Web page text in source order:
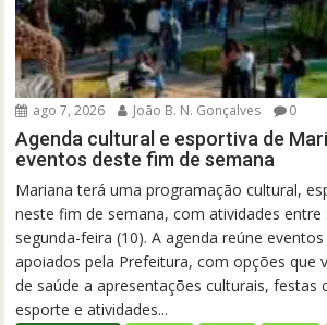
ago 7, 2026 João B. N. Gonçalves 0
Agenda cultural e esportiva de
eventos deste fim de semana
Mariana terá uma programação cultural,
neste fim de semana, com atividades entre
segunda-feira (10). A agenda reúne
apoiados pela Prefeitura, com opções que
de saúde a apresentações culturais, festas
esporte e atividades...